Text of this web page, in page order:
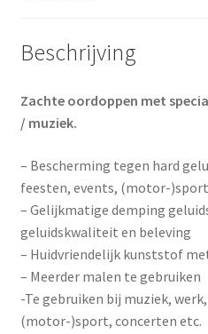
Beschrijving
Zachte oordoppen met
/ muziek.
– Bescherming tegen hard
feesten, events, (motor-
– Gelijkmatige demping
geluidskwaliteit en beleving
– Huidvriendelijk kunststof
– Meerder malen te gebruiken
-Te gebruiken bij muziek,
(motor-)sport, concerten etc.